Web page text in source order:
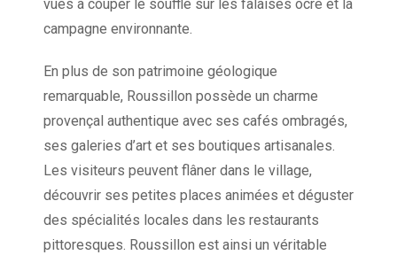
vues à couper le souffle sur les falaises ocre et la
campagne environnante.
En plus de son patrimoine géologique
remarquable, Roussillon possède un charme
provençal authentique avec ses cafés ombragés,
ses galeries d’art et ses boutiques artisanales.
Les visiteurs peuvent flâner dans le village,
découvrir ses petites places animées et déguster
des spécialités locales dans les restaurants
pittoresques. Roussillon est ainsi un véritable